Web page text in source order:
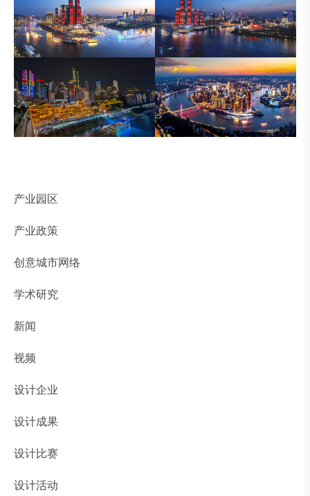
产业园区
产业政策
创意城市网络
学术研究
新闻
视频
设计企业
设计成果
设计比赛
设计活动